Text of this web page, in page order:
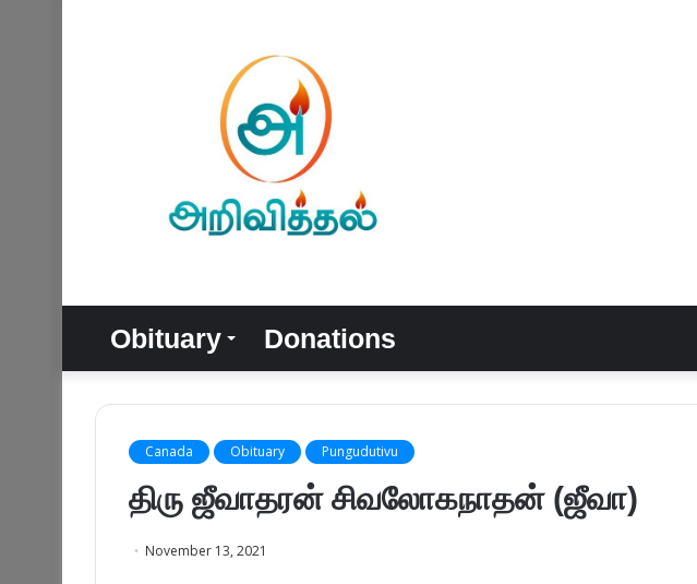
Obituary Donations
Canada Obituary Pungudutivu
திரு ஜீவாதரன் சிவலோகநாதன் (ஜீவா)
November 13, 2021